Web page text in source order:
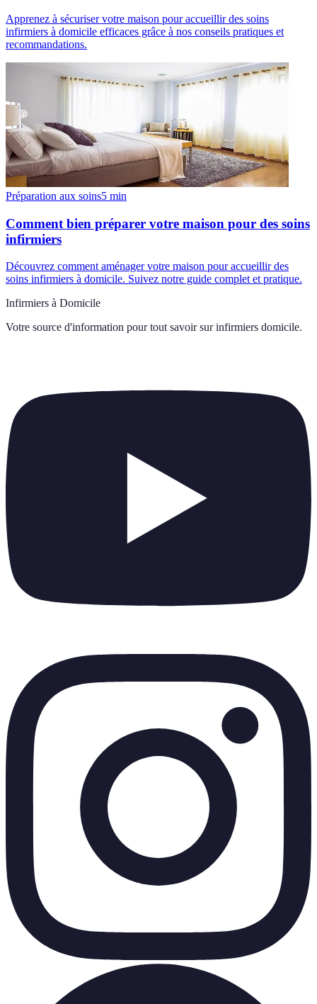
Apprenez à sécuriser votre maison pour accueillir des soins
infirmiers à domicile efficaces grâce à nos conseils pratiques et
recommandations.
Préparation aux soins5 min
Comment bien préparer votre maison pour des soins
infirmiers
Découvrez comment aménager votre maison pour accueillir des
soins infirmiers à domicile. Suivez notre guide complet et pratique.
Infirmiers à Domicile
Votre source d'information pour tout savoir sur infirmiers domicile.